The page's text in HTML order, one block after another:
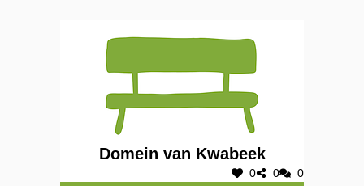
Domein van Kwabeek
0 0 0